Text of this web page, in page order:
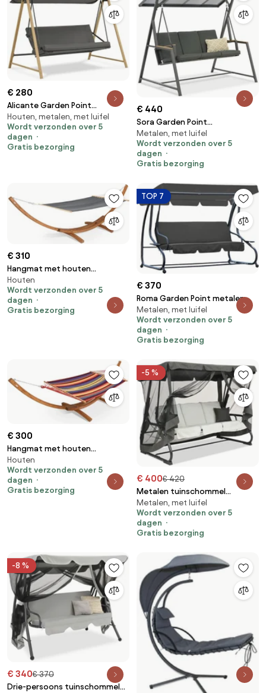
€ 280
Alicante Garden Point
houtachtige metalen
tuinschommel
Houten, metalen, met luifel
Wordt verzonden over 5
dagen
Gratis bezorging
€ 440
Sora Garden Point
tuinschommel
Metalen, met luifel
Wordt verzonden over 5
dagen
Gratis bezorging
€ 310
Hangmat met houten
standaard Kiwi Garden Point
grijs
Houten
Wordt verzonden over 5
dagen
Gratis bezorging
TOP 7
€ 370
Roma Garden Point metalen
tuinschommel antraciet
Metalen, met luifel
Wordt verzonden over 5
dagen
Gratis bezorging
€ 300
Hangmat met houten
standaard Kiwi Garden Point
gekleurde strepen
Houten
Wordt verzonden over 5
dagen
Gratis bezorging
-5 %
€ 400€ 420
Metalen tuinschommel
Walencja Garden Point grijs
Metalen, met luifel
Wordt verzonden over 5
dagen
Gratis bezorging
-8 %
€ 340€ 370
Drie-persoons tuinschommel